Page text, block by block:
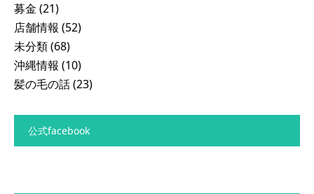
募金 (21)
店舗情報 (52)
未分類(68)
沖縄情報 (10)
髪の毛の話(23)
公式facebook